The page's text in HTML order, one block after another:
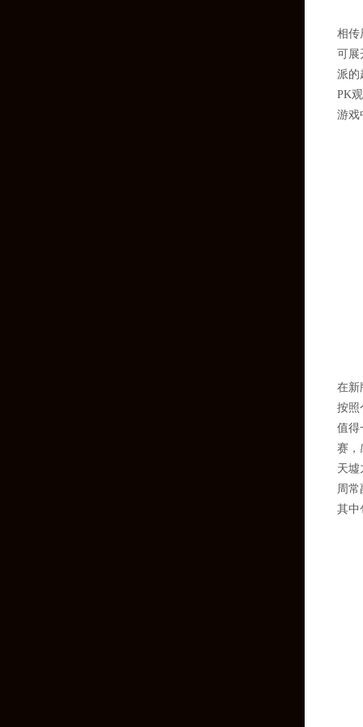
相传
可展
派的
PK
游戏
在新
按照
值得
赛，
天墟
周常
其中